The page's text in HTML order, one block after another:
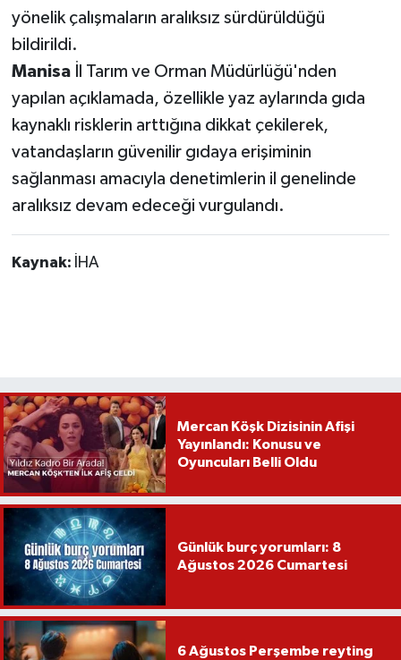
yönelik çalışmaların aralıksız sürdürüldüğü
bildirildi.
Manisaİl Tarım ve Orman Müdürlüğü'nden
yapılan açıklamada, özellikle yaz aylarında gıda
kaynaklı risklerin arttığına dikkat çekilerek,
vatandaşların güvenilir gıdaya erişiminin
sağlanması amacıyla denetimlerin il genelinde
aralıksız devam edeceği vurgulandı.
Kaynak: İHA
Mercan Köşk Dizisinin Afişi
Yayınlandı: Konusu ve
Oyuncuları Belli Oldu
Günlük burç yorumları: 8
Ağustos 2026 Cumartesi
6 Ağustos Perşembe reyting